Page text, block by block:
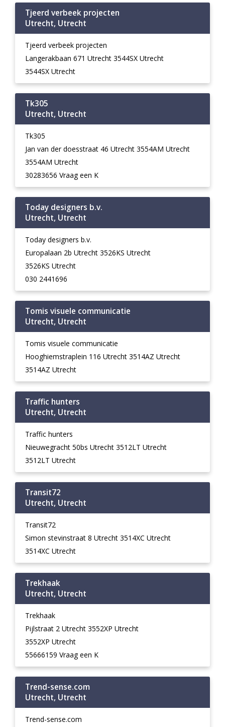
Tjeerd verbeek projecten
Utrecht, Utrecht
Tjeerd verbeek projecten
Langerakbaan 671 Utrecht 3544SX Utrecht
3544SX Utrecht
Tk305
Utrecht, Utrecht
Tk305
Jan van der doesstraat 46 Utrecht 3554AM Utrecht
3554AM Utrecht
30283656 Vraag een K
Today designers b.v.
Utrecht, Utrecht
Today designers b.v.
Europalaan 2b Utrecht 3526KS Utrecht
3526KS Utrecht
030 2441696
Tomis visuele communicatie
Utrecht, Utrecht
Tomis visuele communicatie
Hooghiemstraplein 116 Utrecht 3514AZ Utrecht
3514AZ Utrecht
Traffic hunters
Utrecht, Utrecht
Traffic hunters
Nieuwegracht 50bs Utrecht 3512LT Utrecht
3512LT Utrecht
Transit72
Utrecht, Utrecht
Transit72
Simon stevinstraat 8 Utrecht 3514XC Utrecht
3514XC Utrecht
Trekhaak
Utrecht, Utrecht
Trekhaak
Pijlstraat 2 Utrecht 3552XP Utrecht
3552XP Utrecht
55666159 Vraag een K
Trend-sense.com
Utrecht, Utrecht
Trend-sense.com